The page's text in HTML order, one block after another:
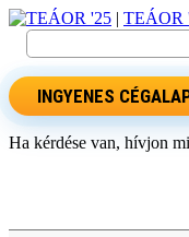
TEÁOR '25 | TEÁOR
INGYENES
Ha kérdése van, hívjon